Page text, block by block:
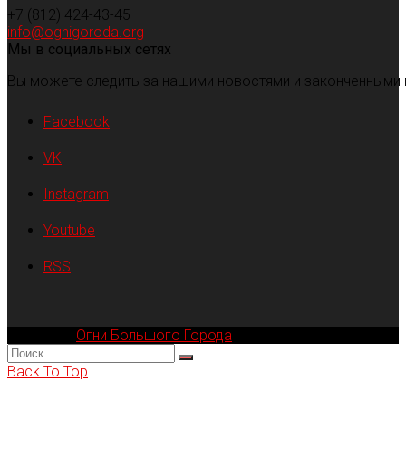
+7 (812) 424-43-45
info@ognigoroda.org
Мы в социальных сетях
Вы можете следить за нашими новостями и
Facebook
VK
Instagram
Youtube
RSS
Огни Большого Города
Back To Top